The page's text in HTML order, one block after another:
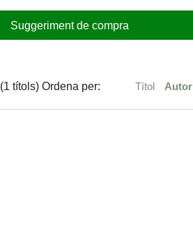
Suggeriment de compra
(1 títols) Ordena per: Títol Autor